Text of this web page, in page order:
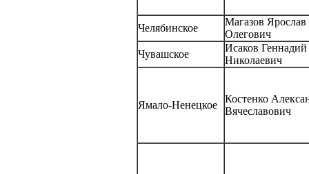
Челябинское
Магазов Ярослав
Олегович
Чувашское
Исаков Геннадий
Николаевич
Ямало-Ненецкое
Костенко
Вячеславович